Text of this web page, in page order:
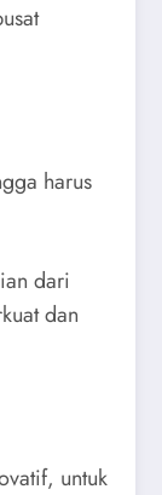
harus
dari
dan
untuk